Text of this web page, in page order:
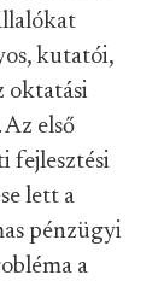
kutatói,
oktatási
első
fejlesztési
lett a
pénzügyi
a